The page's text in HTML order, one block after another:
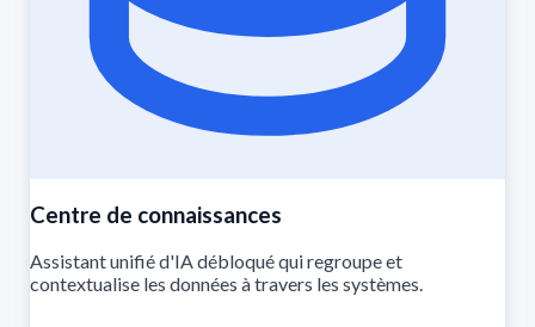
Centre de connaissances
Assistant unifié d'IA débloqué qui regroupe et
contextualise les données à travers les systèmes.